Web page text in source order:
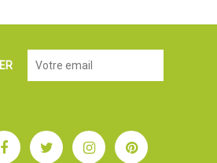
FacebookTwitterInstagramPinterest